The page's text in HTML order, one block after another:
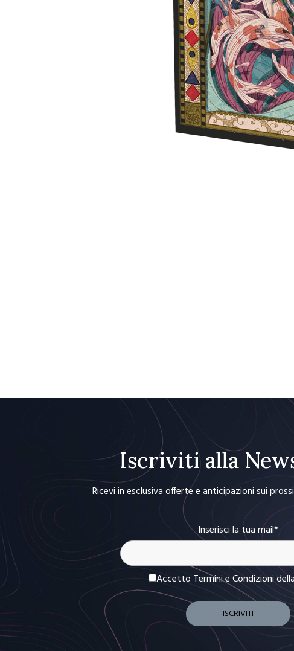
Iscriviti alla
Ricevi in esclusiva offerte e anticipazioni sui
Inserisci la tua mail*
Accetto Termini e Condizioni